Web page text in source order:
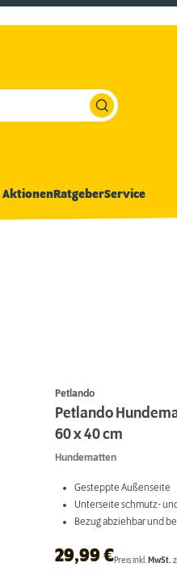
AktionenRatgeberService
Petlando
Petlando
60 x 40 cm
Hundematten
Gesteppte Außenseite
Unterseite schmutz-
Bezug abziehbar und
29,99€Preis inkl. MwSt.